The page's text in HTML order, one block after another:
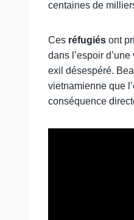
centaines de
Ces réfugiés ont
dans l’espoir
exil désespéré.
vietnamienne que
conséquence